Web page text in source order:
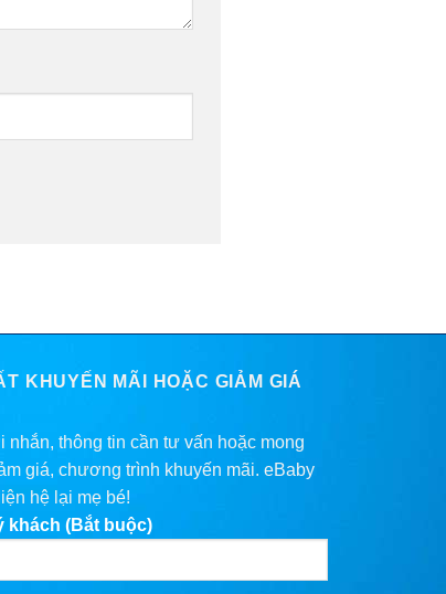
KHUYẾN MÃI HOẶC GIẢM GIÁ
nhắn, thông tin cần tư vấn hoặc mong
giá, chương trình khuyến mãi. eBaby
hệ lại mẹ bé!
khách (Bắt buộc)